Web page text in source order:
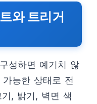
와 트리거
성하면 예기치 않
능한 상태로 전
, 밝기, 벽면 색